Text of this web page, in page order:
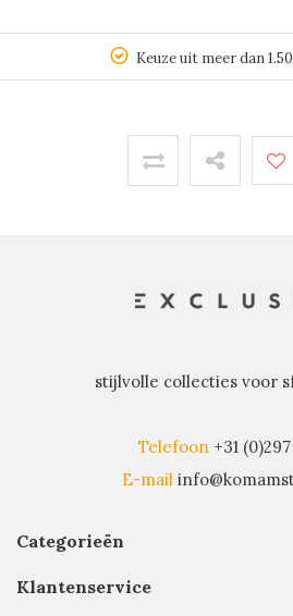
Keuze uit meer dan
stijlvolle collecties voor
Telefoon +31
E-mail
Categorieën
Klantenservice